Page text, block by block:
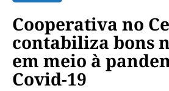
Cooperativa no
contabiliza bons
em meio à
Covid-19